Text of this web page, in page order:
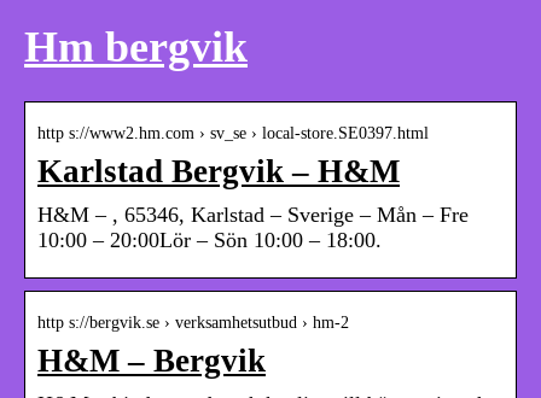
Hm bergvik
http s://www2.hm.com › sv_se › local-store.SE0397.html
Karlstad Bergvik – H&M
H&M – , 65346, Karlstad – Sverige – Mån – Fre
10:00 – 20:00Lör – Sön 10:00 – 18:00.
http s://bergvik.se › verksamhetsutbud › hm-2
H&M – Bergvik